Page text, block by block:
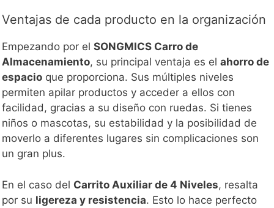
Ventajas de cada producto en la organización
Empezando por el SONGMICS Carro de
Almacenamiento, su principal ventaja es el ahorro de
espacio que proporciona. Sus múltiples niveles
permiten apilar productos y acceder a ellos con
facilidad, gracias a su diseño con ruedas. Si tienes
niños o mascotas, su estabilidad y la posibilidad de
moverlo a diferentes lugares sin complicaciones son
un gran plus.
En el caso del Carrito Auxiliar de 4 Niveles, resalta
por su ligereza y resistencia. Esto lo hace perfecto